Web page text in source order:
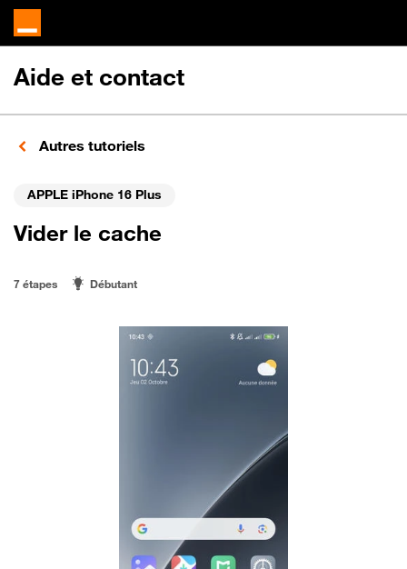
Aide et contact
Autres tutoriels
APPLE iPhone 16 Plus
Vider le cache
7 étapes Débutant